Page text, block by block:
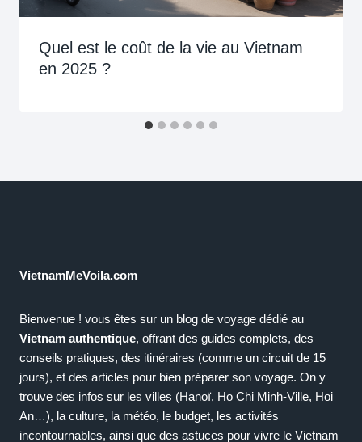
Quel est le coût de la vie au Vietnam
en 2025 ?
VietnamMeVoila.com
Bienvenue ! vous êtes sur un blog de voyage dédié au
Vietnam authentique, offrant des guides complets, des
conseils pratiques, des itinéraires (comme un circuit de 15
jours), et des articles pour bien préparer son voyage. On y
trouve des infos sur les villes (Hanoï, Ho Chi Minh-Ville, Hoi
An…), la culture, la météo, le budget, les activités
incontournables, ainsi que des astuces pour vivre le Vietnam